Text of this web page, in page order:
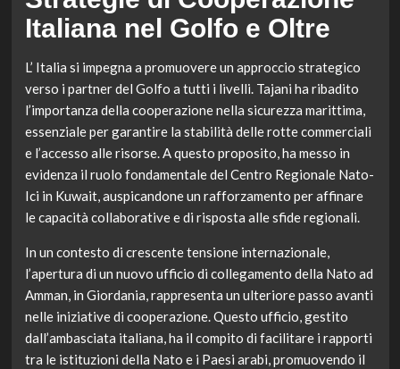
Italiana nel Golfo e Oltre
L’ Italia si impegna a promuovere un approccio strategico
verso i partner del Golfo a tutti i livelli. Tajani ha ribadito
l’importanza della cooperazione nella sicurezza marittima,
essenziale per garantire la stabilità delle rotte commerciali
e l’accesso alle risorse. A questo proposito, ha messo in
evidenza il ruolo fondamentale del Centro Regionale Nato-
Ici in Kuwait, auspicandone un rafforzamento per affinare
le capacità collaborative e di risposta alle sfide regionali.
In un contesto di crescente tensione internazionale,
l’apertura di un nuovo ufficio di collegamento della Nato ad
Amman, in Giordania, rappresenta un ulteriore passo avanti
nelle iniziative di cooperazione. Questo ufficio, gestito
dall’ambasciata italiana, ha il compito di facilitare i rapporti
tra le istituzioni della Nato e i Paesi arabi, promuovendo il